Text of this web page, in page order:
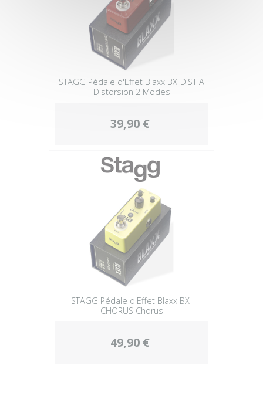
STAGG Pédale d'Effet Blaxx BX-DIST A
Distorsion 2 Modes
39,90 €
STAGG Pédale d'Effet Blaxx BX-
CHORUS Chorus
49,90 €